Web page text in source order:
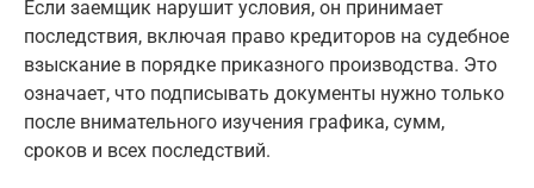
Если заемщик нарушит условия, он принимает
последствия, включая право кредиторов на судебное
взыскание в порядке приказного производства. Это
означает, что подписывать документы нужно только
после внимательного изучения графика, сумм,
сроков и всех последствий.